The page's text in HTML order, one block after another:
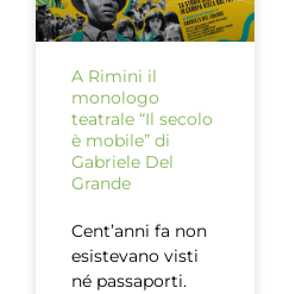
A Rimini il
monologo
teatrale “Il secolo
è mobile” di
Gabriele Del
Grande
Cent’anni fa non
esistevano visti
né passaporti.